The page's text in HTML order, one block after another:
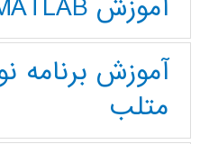
آموزش MATLAB
آموزش برنامه
متلب